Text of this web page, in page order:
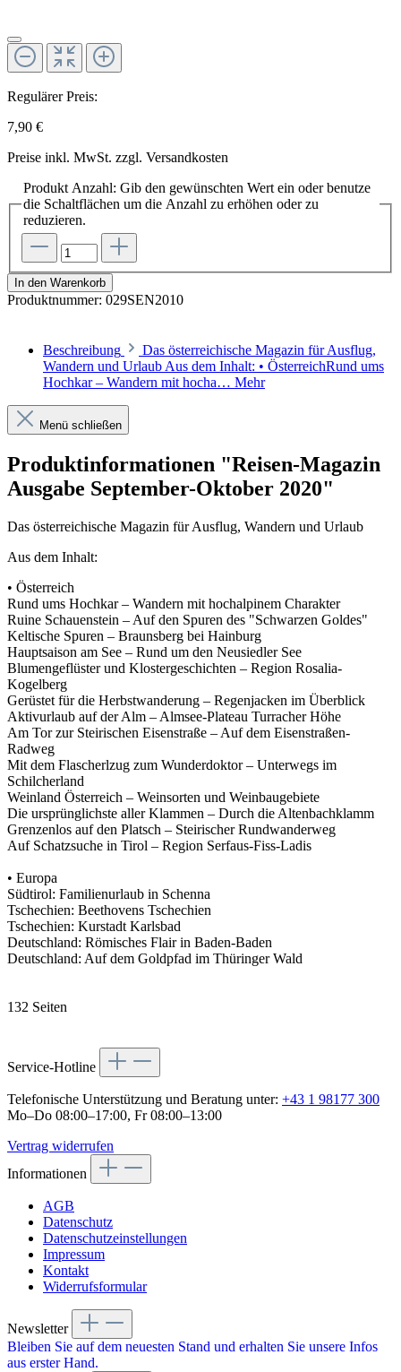
Regulärer Preis:
7,90 €
Preise inkl. MwSt. zzgl. Versandkosten
Produkt Anzahl: Gib den gewünschten Wert ein oder benutze
die Schaltflächen um die Anzahl zu erhöhen oder zu
reduzieren.
In den Warenkorb
Produktnummer: 029SEN2010
Beschreibung
Das österreichische Magazin für Ausflug,
Wandern und Urlaub Aus dem Inhalt: • ÖsterreichRund ums
Hochkar – Wandern mit hocha… Mehr
Menü schließen
Produktinformationen "Reisen-Magazin
Ausgabe September-Oktober 2020"
Das österreichische Magazin für Ausflug, Wandern und Urlaub
Aus dem Inhalt:
• Österreich
Rund ums Hochkar – Wandern mit hochalpinem Charakter
Ruine Schauenstein – Auf den Spuren des "Schwarzen Goldes"
Keltische Spuren – Braunsberg bei Hainburg
Hauptsaison am See – Rund um den Neusiedler See
Blumengeflüster und Klostergeschichten – Region Rosalia-
Kogelberg
Gerüstet für die Herbstwanderung – Regenjacken im Überblick
Aktivurlaub auf der Alm – Almsee-Plateau Turracher Höhe
Am Tor zur Steirischen Eisenstraße – Auf dem Eisenstraßen-
Radweg
Mit dem Flascherlzug zum Wunderdoktor – Unterwegs im
Schilcherland
Weinland Österreich – Weinsorten und Weinbaugebiete
Die ursprünglichste aller Klammen – Durch die Altenbachklamm
Grenzenlos auf den Platsch – Steirischer Rundwanderweg
Auf Schatzsuche in Tirol – Region Serfaus-Fiss-Ladis
• Europa
Südtirol: Familienurlaub in Schenna
Tschechien: Beethovens Tschechien
Tschechien: Kurstadt Karlsbad
Deutschland: Römisches Flair in Baden-Baden
Deutschland: Auf dem Goldpfad im Thüringer Wald
132 Seiten
Service-Hotline
Telefonische Unterstützung und Beratung unter: +43 1 98177 300
Mo–Do 08:00–17:00, Fr 08:00–13:00
Vertrag widerrufen
Informationen
AGB
Datenschutz
Datenschutzeinstellungen
Impressum
Kontakt
Widerrufsformular
Newsletter
Bleiben Sie auf dem neuesten Stand und erhalten Sie unsere Infos
aus erster Hand.